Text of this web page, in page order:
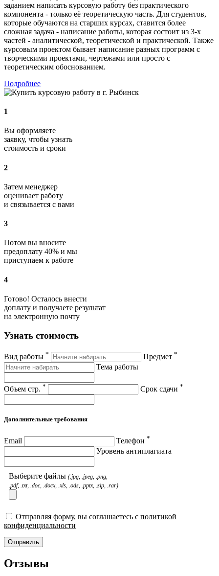
заданием написать курсовую работу без практического
компонента - только её теоретическую часть. Для студентов,
которые обучаются на старших курсах, ставится более
сложная задача - написание работы, которая состоит из 3-х
частей - аналитической, теоретической и практической. Также
курсовым проектом бывает написание разных программ с
творческими проектами, чертежами или просто с
теоретическим обоснованием.
Подробнее
1
Вы оформляете
заявку, чтобы узнать
стоимость и сроки
2
Затем менеджер
оценивает работу
и связывается с вами
3
Потом вы вносите
предоплату 40% и мы
приступаем к работе
4
Готово! Осталось внести
доплату и получаете результат
на электронную почту
Узнать стоимость
Вид работы * Предмет *
Тема работы
Объем стр. * Срок сдачи *
Дополнительные требования
Email Телефон *
Уровень антиплагиата
Выберите файлы (.jpg, .jpeg, .png,
.pdf, .txt, .doc, .docx, .xls, .ods, .pptx, .zip, .rar)
Отправляя форму, вы соглашаетесь с политикой
конфиденциальности
Отправить
Отзывы